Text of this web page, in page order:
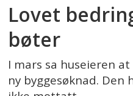
Lovet
bøter
I mars sa huseieren
ny byggesøknad.